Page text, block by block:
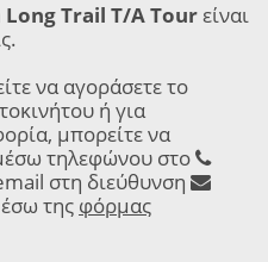
Long Trail T/A Tourείναι
να αγοράσετε το
ή για
μπορείτε να
τηλεφώνου στο
στη διεύθυνση
της φόρμας